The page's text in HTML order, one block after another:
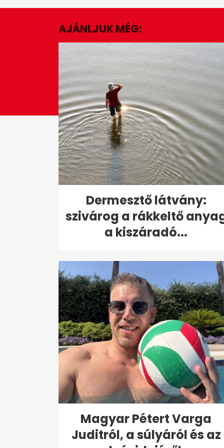
1
39
secondsVolume
0%
AJÁNLJUK MÉG:
Dermesztő látvány:
szivárog a rákkeltő
a kiszáradó...
Magyar Pétert Varga
Juditról, a súlyáról és az